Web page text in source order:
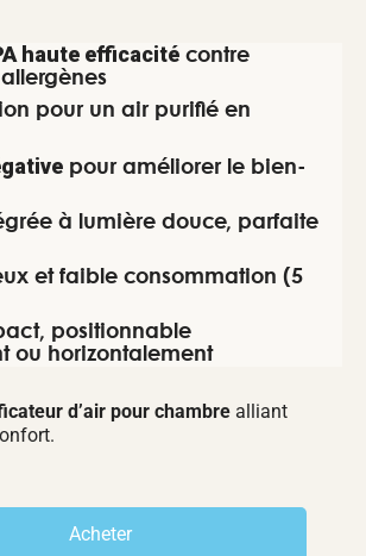
haute efficacité contre
pour un air purifié en
pour améliorer le bien-
à lumière douce, parfaite
et faible consommation (5
positionnable
ou horizontalement
d’air pour chambre alliant
Acheter